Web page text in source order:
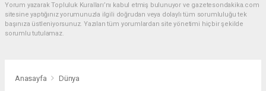
Yorum yazarak Topluluk Kuralları’nı kabul etmiş bulunuyor ve gazetesondakika.com
sitesine yaptığınız yorumunuzla ilgili doğrudan veya dolaylı tüm sorumluluğu tek
başınıza üstleniyorsunuz. Yazılan tüm yorumlardan site yönetimi hiçbir şekilde
sorumlu tutulamaz.
Anasayfa Dünya